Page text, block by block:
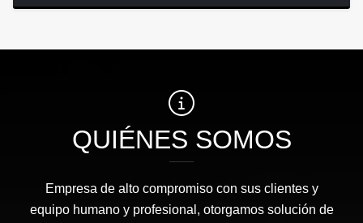
QUIÉNES SOMOS
Empresa de alto compromiso con sus clientes y
equipo humano y profesional, otorgamos solución de